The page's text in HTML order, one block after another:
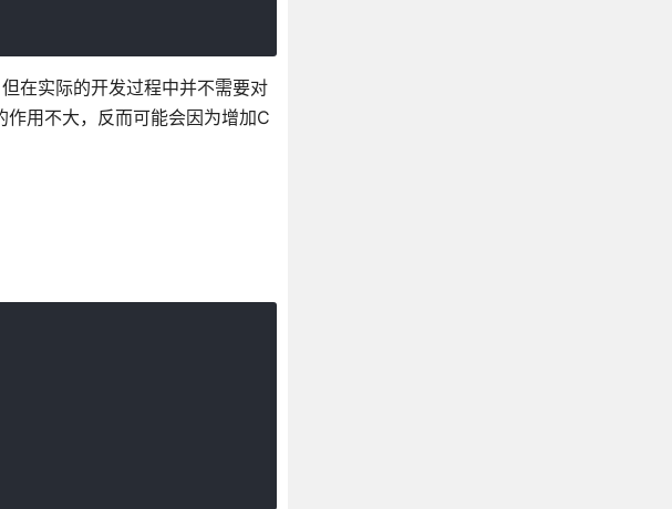
在实际的开发过程中并不需要对
用不大，反而可能会因为增加C